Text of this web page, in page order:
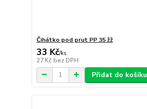
Čihátko pod prut PP 35 žž
33 Kč/ks
27 Kč bez DPH
Přidat do košíku